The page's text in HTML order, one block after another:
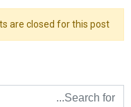
are closed for this post.